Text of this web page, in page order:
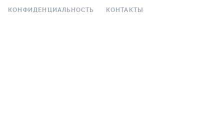
КОНФИДЕНЦИАЛЬНОСТЬ КОНТАКТЫ